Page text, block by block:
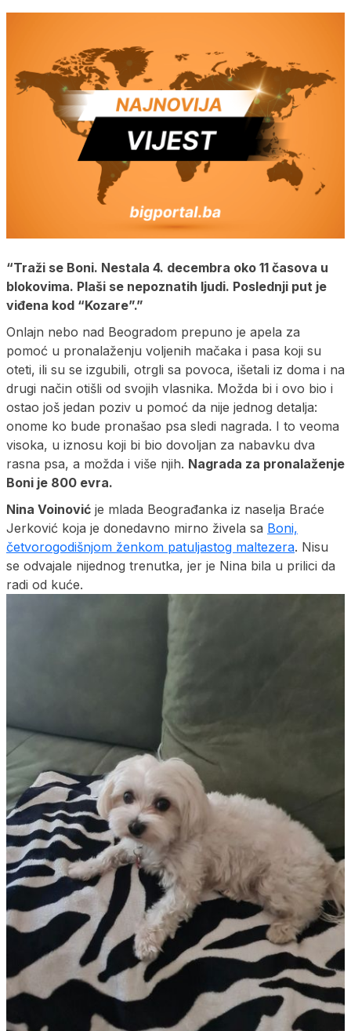
“Traži se Boni. Nestala 4. decembra oko 11 časova u
blokovima. Plaši se nepoznatih ljudi. Poslednji put je
viđena kod “Kozare”.”
Onlajn nebo nad Beogradom prepuno je apela za
pomoć u pronalaženju voljenih mačaka i pasa koji su
oteti, ili su se izgubili, otrgli sa povoca, išetali iz doma i na
drugi način otišli od svojih vlasnika. Možda bi i ovo bio i
ostao još jedan poziv u pomoć da nije jednog detalja:
onome ko bude pronašao psa sledi nagrada. I to veoma
visoka, u iznosu koji bi bio dovoljan za nabavku dva
rasna psa, a možda i više njih. Nagrada za pronalaženje
Boni je 800 evra.
Nina Voinović je mlada Beograđanka iz naselja Braće
Jerković koja je donedavno mirno živela sa Boni,
četvorogodišnjom ženkom patuljastog maltezera. Nisu
se odvajale nijednog trenutka, jer je Nina bila u prilici da
radi od kuće.